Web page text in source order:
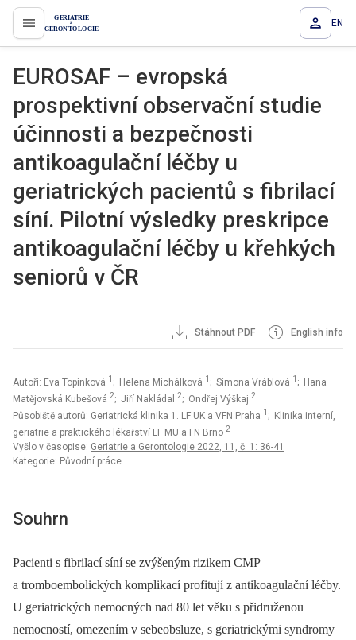
proLékaře.cz EN
EUROSAF – evropská
prospektivní observační studie
účinnosti a bezpečnosti
antikoagulační léčby u
geriatrických pacientů s fibrilací
síní. Pilotní výsledky preskripce
antikoagulační léčby u křehkých
seniorů v ČR
Stáhnout PDF English info
Autoři: Eva Topinková 1 ; Helena Michálková 1 ; Simona Vráblová 1 ; Hana
Matějovská Kubešová 2; Jiří Nakládal 2; Ondřej Výškaj 2
Působiště autorů: Geriatrická klinika 1. LF UK a VFN Praha 1 ; Klinika interní,
geriatrie a praktického lékařství LF MU a FN Brno 2
Vyšlo v časopise: Geriatrie a Gerontologie 2022, 11, č. 1: 36-41
Kategorie: Původní práce
Souhrn
Pacienti s fibrilací síní se zvýšeným rizikem CMP
a tromboembolických komplikací profitují z antikoagulační léčby.
U geriatrických nemocných nad 80 let věku s přidruženou
nemocností, omezením v sebeobsluze, s geriatrickými syndromy